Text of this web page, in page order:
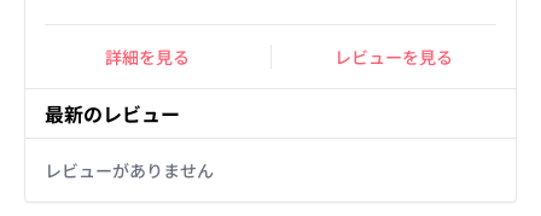
詳細を見る レビューを見る
最新のレビュー
レビューがありません